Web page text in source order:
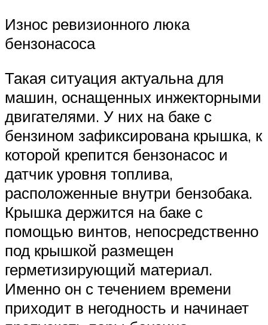
Износ ревизионного люка
бензонасоса
Такая ситуация актуальна для
машин, оснащенных инжекторными
двигателями. У них на баке с
бензином зафиксирована крышка, к
которой крепится бензонасос и
датчик уровня топлива,
расположенные внутри бензобака.
Крышка держится на баке с
помощью винтов, непосредственно
под крышкой размещен
герметизирующий материал.
Именно он с течением времени
приходит в негодность и начинает